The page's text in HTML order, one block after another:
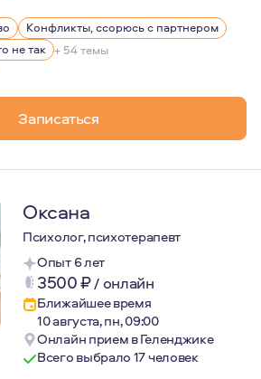
онлайн. Мой самый большой
книги Макса Фрая, истории
сам кузнец своего счастья,
Конфликты, ссорюсь с партнером
не так + 54 темы
Записаться
Оксана
Психолог, психотерапевт
Опыт 6 лет
3500₽/ онлайн
Ближайшее время
10 августа, пн, 09:00
Онлайн прием в Геленджике
Всего выбрало 17 человек